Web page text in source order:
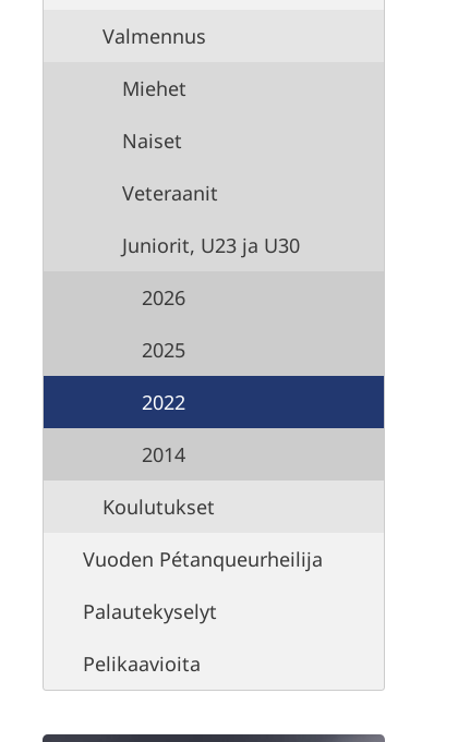
Valmennus
Miehet
Naiset
Veteraanit
Juniorit, U23 ja U30
2026
2025
2022
2014
Koulutukset
Vuoden Pétanqueurheilija
Palautekyselyt
Pelikaavioita